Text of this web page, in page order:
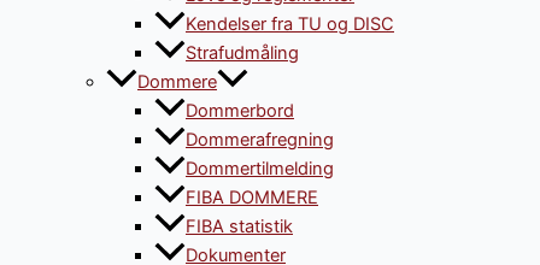
Kendelser fra TU og DISC
Strafudmåling
Dommere
Dommerbord
Dommerafregning
Dommertilmelding
FIBA DOMMERE
FIBA statistik
Dokumenter